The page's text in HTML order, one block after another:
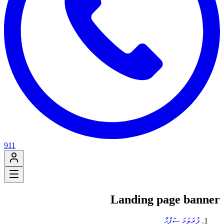
911
Landing page banner
ފުރަތަމަ ސަފްޙާ